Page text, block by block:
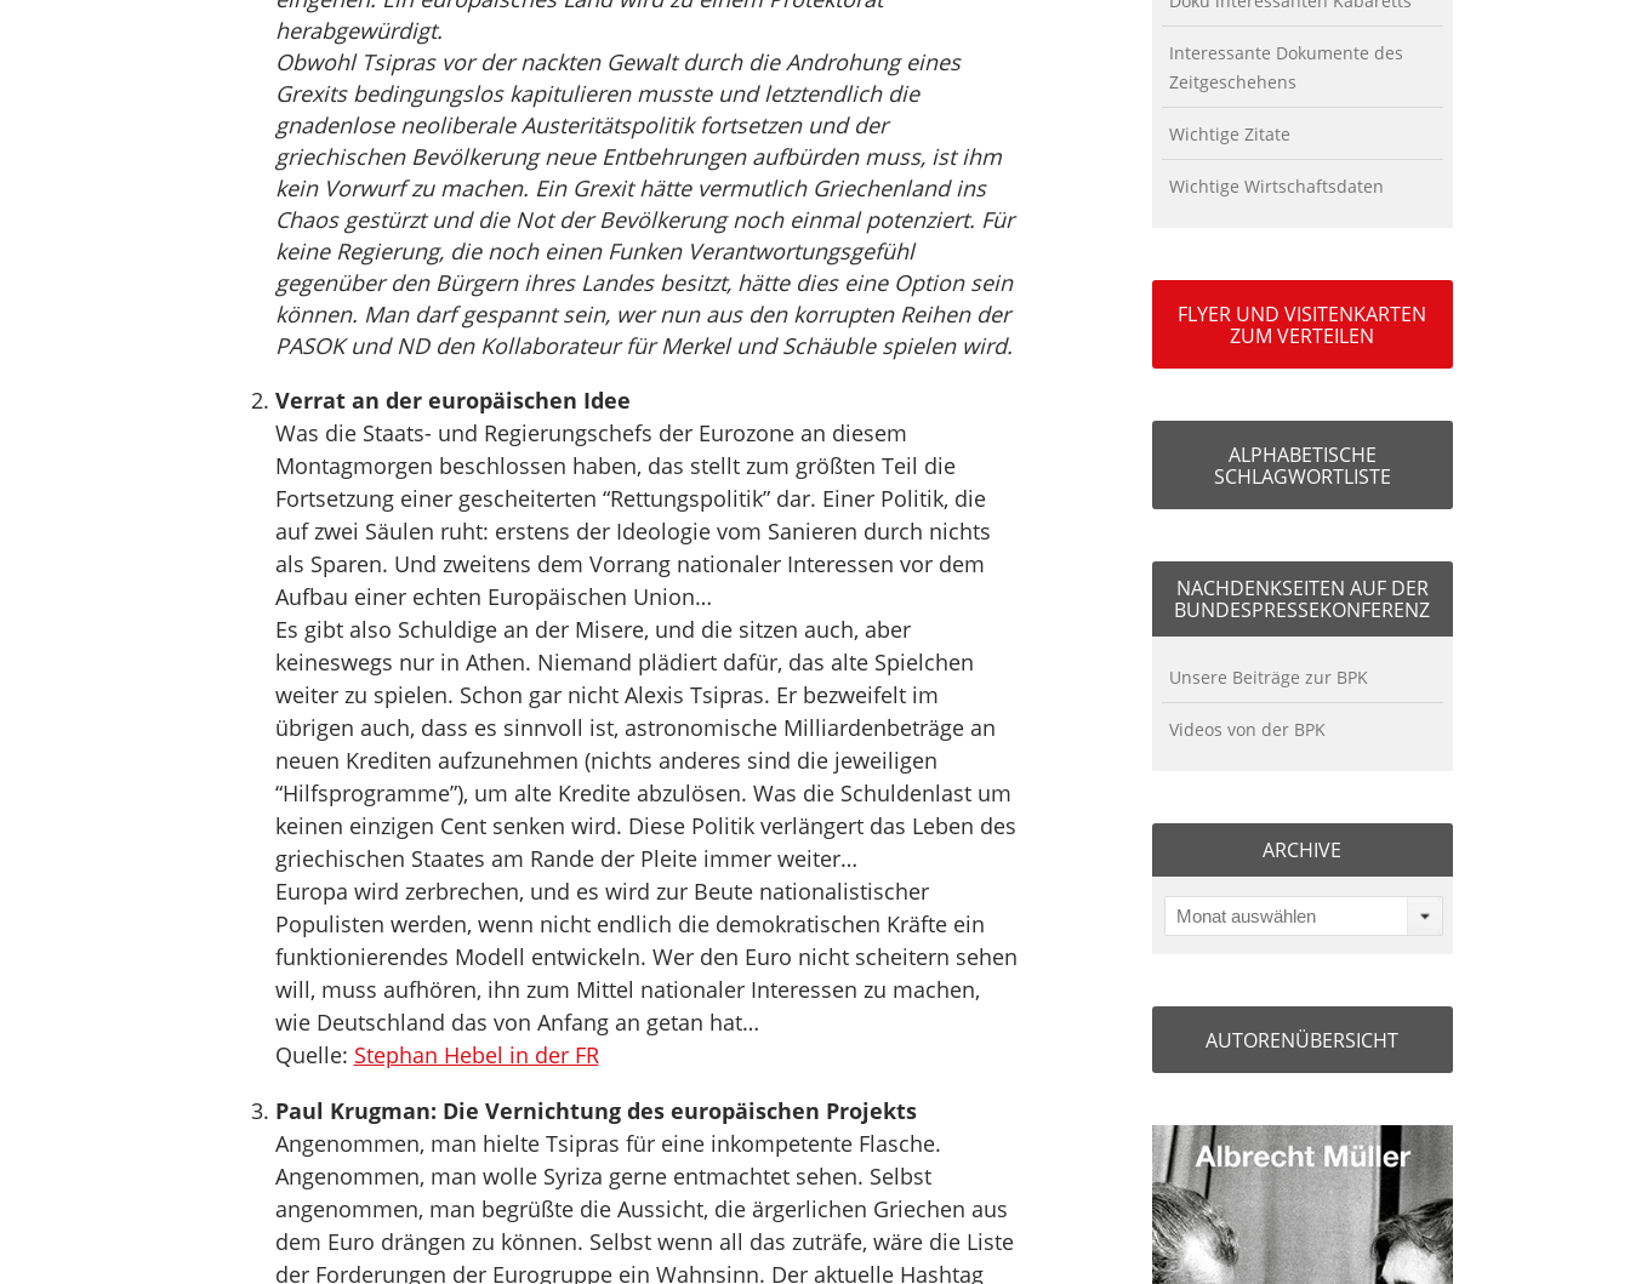
herabgewürdigt.
Obwohl Tsipras vor der nackten Gewalt durch die Androhung eines
Grexits bedingungslos kapitulieren musste und letztendlich die
gnadenlose neoliberale Austeritätspolitik fortsetzen und der
griechischen Bevölkerung neue Entbehrungen aufbürden muss, ist ihm
kein Vorwurf zu machen. Ein Grexit hätte vermutlich Griechenland ins
Chaos gestürzt und die Not der Bevölkerung noch einmal potenziert. Für
keine Regierung, die noch einen Funken Verantwortungsgefühl
gegenüber den Bürgern ihres Landes besitzt, hätte dies eine Option sein
können. Man darf gespannt sein, wer nun aus den korrupten Reihen der
PASOK und ND den Kollaborateur für Merkel und Schäuble spielen wird.
Verrat an der europäischen Idee
Was die Staats- und Regierungschefs der Eurozone an diesem
Montagmorgen beschlossen haben, das stellt zum größten Teil die
Fortsetzung einer gescheiterten “Rettungspolitik” dar. Einer Politik, die
auf zwei Säulen ruht: erstens der Ideologie vom Sanieren durch nichts
als Sparen. Und zweitens dem Vorrang nationaler Interessen vor dem
Aufbau einer echten Europäischen Union…
Es gibt also Schuldige an der Misere, und die sitzen auch, aber
keineswegs nur in Athen. Niemand plädiert dafür, das alte Spielchen
weiter zu spielen. Schon gar nicht Alexis Tsipras. Er bezweifelt im
übrigen auch, dass es sinnvoll ist, astronomische Milliardenbeträge an
neuen Krediten aufzunehmen (nichts anderes sind die jeweiligen
“Hilfsprogramme”), um alte Kredite abzulösen. Was die Schuldenlast um
keinen einzigen Cent senken wird. Diese Politik verlängert das Leben des
griechischen Staates am Rande der Pleite immer weiter…
Europa wird zerbrechen, und es wird zur Beute nationalistischer
Populisten werden, wenn nicht endlich die demokratischen Kräfte ein
funktionierendes Modell entwickeln. Wer den Euro nicht scheitern sehen
will, muss aufhören, ihn zum Mittel nationaler Interessen zu machen,
wie Deutschland das von Anfang an getan hat…
Quelle: Stephan Hebel in der FR
Paul Krugman: Die Vernichtung des europäischen Projekts
Angenommen, man hielte Tsipras für eine inkompetente Flasche.
Angenommen, man wolle Syriza gerne entmachtet sehen. Selbst
angenommen, man begrüßte die Aussicht, die ärgerlichen Griechen aus
dem Euro drängen zu können. Selbst wenn all das zuträfe, wäre die Liste
der Forderungen der Eurogruppe ein Wahnsinn. Der aktuelle Hashtag
Interessante Dokumente des
Zeitgeschehens
Wichtige Zitate
Wichtige Wirtschaftsdaten
FLYER UND VISITENKARTEN
ZUM VERTEILEN
ALPHABETISCHE
SCHLAGWORTLISTE
NACHDENKSEITEN AUF DER
BUNDESPRESSEKONFERENZ
Unsere Beiträge zur BPK
Videos von der BPK
ARCHIVE
Monat auswählen
AUTORENÜBERSICHT